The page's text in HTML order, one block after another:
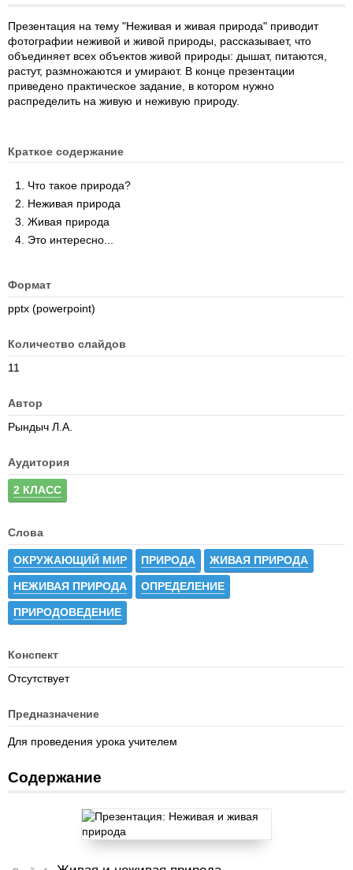
Презентация на тему "Неживая и живая природа" приводит
фотографии неживой и живой природы, рассказывает, что
объединяет всех объектов живой природы: дышат, питаются,
растут, размножаются и умирают. В конце презентации
приведено практическое задание, в котором нужно
распределить на живую и неживую природу.
Краткое содержание
Что такое природа?
Неживая природа
Живая природа
Это интересно...
Формат
pptx (powerpoint)
Количество слайдов
11
Автор
Рындыч Л.А.
Аудитория
2 КЛАСС
Слова
ОКРУЖАЮЩИЙ МИР ПРИРОДА ЖИВАЯ ПРИРОДА
НЕЖИВАЯ ПРИРОДА ОПРЕДЕЛЕНИЕ
ПРИРОДОВЕДЕНИЕ
Конспект
Отсутствует
Предназначение
Для проведения урока учителем
Содержание